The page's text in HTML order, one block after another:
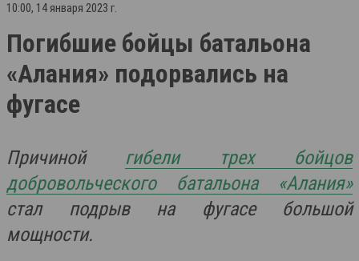
10:00, 14 января 2023 г.
Погибшие бойцы батальона
«Алания» подорвались на
фугасе
Причиной гибели трех бойцов
добровольческого батальона «Алания»
стал подрыв на фугасе большой
мощности.